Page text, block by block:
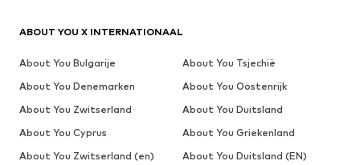
ABOUT YOU X INTERNATIONAAL
About You Bulgarije
About You Tsjechië
About You Denemarken
About You Oostenrijk
About You Zwitserland
About You Duitsland
About You Cyprus
About You Griekenland
About You Zwitserland (en)
About You Duitsland (EN)